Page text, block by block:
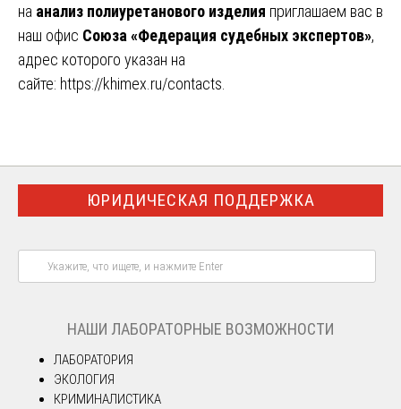
на анализ полиуретанового изделия приглашаем вас в
наш офис Союза «Федерация судебных экспертов»,
адрес которого указан на
сайте: https://khimex.ru/contacts
ЮРИДИЧЕСКАЯ ПОДДЕРЖКА
НАШИ ЛАБОРАТОРНЫЕ ВОЗМОЖНОСТИ
ЛАБОРАТОРИЯ
ЭКОЛОГИЯ
КРИМИНАЛИСТИКА